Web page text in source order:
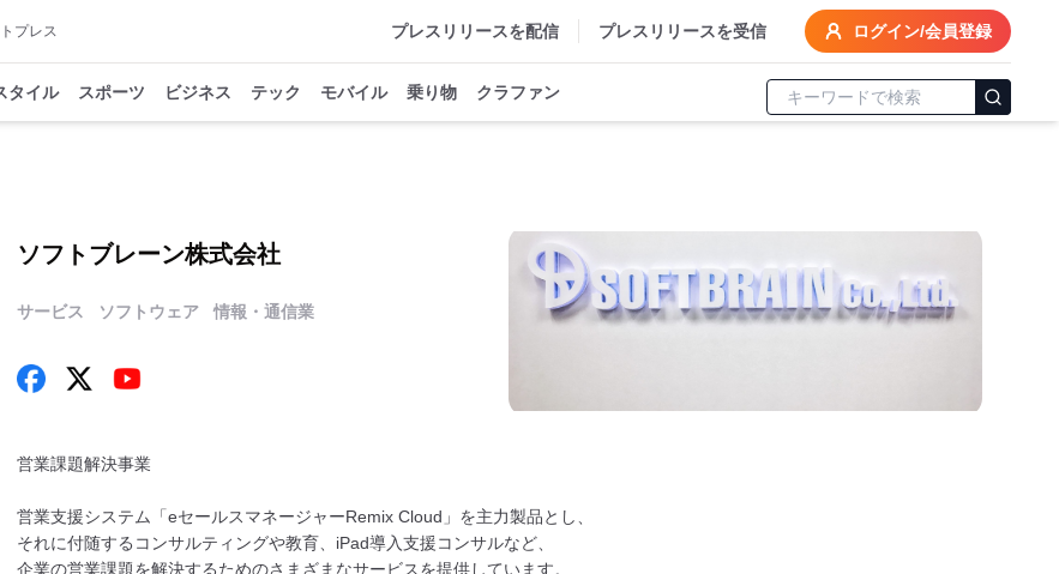
プレス プレスリリースを配信 プレスリリースを受信 ログイン/会員登録
タイル スポーツ ビジネス テック モバイル 乗り物 クラファン
ソフトブレーン株式会社
サービス ソフトウェア 情報・通信業
営業課題解決事業
営業支援システム「eセールスマネージャーRemix Cloud」を主力製品とし、
それに付随するコンサルティングや教育、iPad導入支援コンサルなど、
企業の営業課題を解決するためのさまざまなサービスを提供しています。